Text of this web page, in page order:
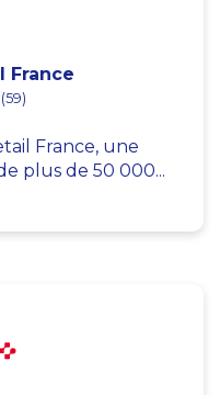
France
France, une
plus de 50 000...